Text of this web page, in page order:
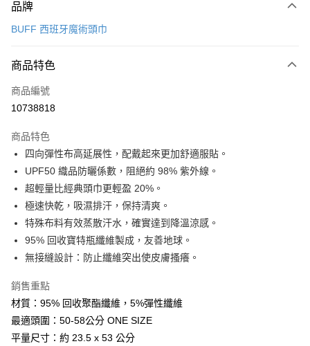
信用卡一次付款
LINE Pay
Apple Pay
悠遊付
Google Pay
全盈+PAY
AFTEE先享後付
相關說明
【關於「AFTEE先享後付」】
AFTEE先享後付是「在收到商品之後才付款」的支付方式。 讓您購物簡單
１．簡單：不需註冊會員、不需綁卡、不需儲值。
２．便利：只要手機號碼，簡訊認證，即可結帳。
３．安心：先確認商品／服務後，再付款。
【「AFTEE先享後付」結帳流程】
ATM付款
運送方式
全家取貨付款
每筆NT$60，滿NT$599(含以上)免運費
品牌
BUFF 西班牙魔術頭巾
商品特色
商品編號
10738818
商品特色
四向彈性布高延展性，配戴起來更加舒適服貼。
UPF50 織品防曬係數，阻絕約 98% 紫外線。
超輕量比經典頭巾更輕盈 20%。
極速快乾，吸濕排汗，保持清爽。
特殊布料有效蒸散汗水，確實達到降溫涼感。
95% 回收寶特瓶纖維製成，友善地球。
無接縫設計：防止纖維突出使皮膚搔癢。
銷售重點
材質：95% 回收聚酯纖維，5%彈性纖維
最適頭圍：50-58公分 ONE SIZE
平量尺寸：約 23.5 x 53 公分